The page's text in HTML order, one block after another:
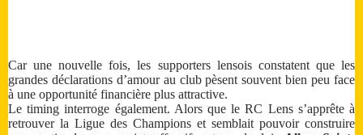
Car une nouvelle fois, les supporters lensois constatent que les
grandes déclarations d’amour au club pèsent souvent bien peu face
à une opportunité financière plus attractive.
Le timing interroge également. Alors que le RC Lens s’apprête à
retrouver la Ligue des Champions et semblait pouvoir construire